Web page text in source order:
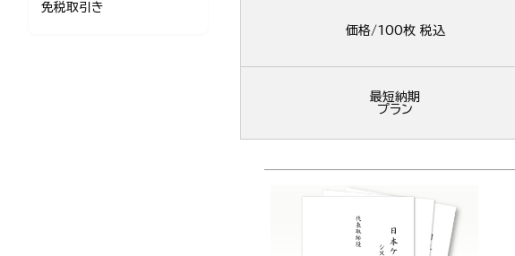
価格/100枚 税込
最短納期
プラン
免税取引き